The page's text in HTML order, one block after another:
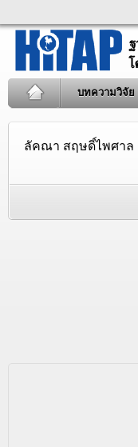
บทความวิจัย
ลัคณา สฤษดิ์ไพศาล